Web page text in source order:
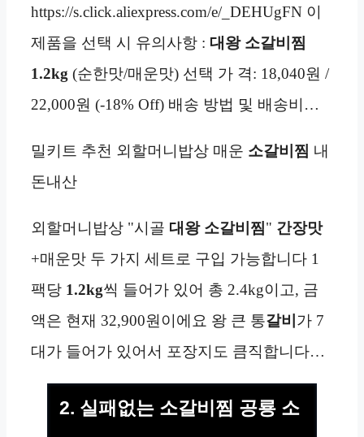
https://s.click.aliexpress.com/e/_DEHUgFN 이
제품을 선택 시 유의사항 : 대왕 소갈비찜
1.2kg (순한맛/매운맛) 선택 가 격: 18,040원 /
22,000원 (-18% Off) 배송 방법 및 배송비…
밀키트 추천 외할머니밥상 매운 소갈비찜 내
돈내산
외할머니밥상 "시골 대왕 소갈비찜" 간장맛
+매운맛 두 가지 세트로 구입 가능합니다 1
팩당 1.2kg씩 들어가 있어 총 2.4kg이고, 금
액은 현재 32,900원이에요 왕 큰 통갈비 가 7
대가 들어가 있어서 포장지도 큼직합니다…
2. 실패없는 소갈비찜 공룡 소